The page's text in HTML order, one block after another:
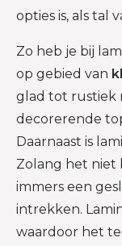
opties is, als tal
Zo heb je bij
op gebied van
glad tot rustiek
decorerende
Daarnaast is
Zolang het niet
immers een
intrekken.
waardoor het